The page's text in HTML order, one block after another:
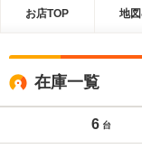
お店TOP 地
在庫一覧
6 台